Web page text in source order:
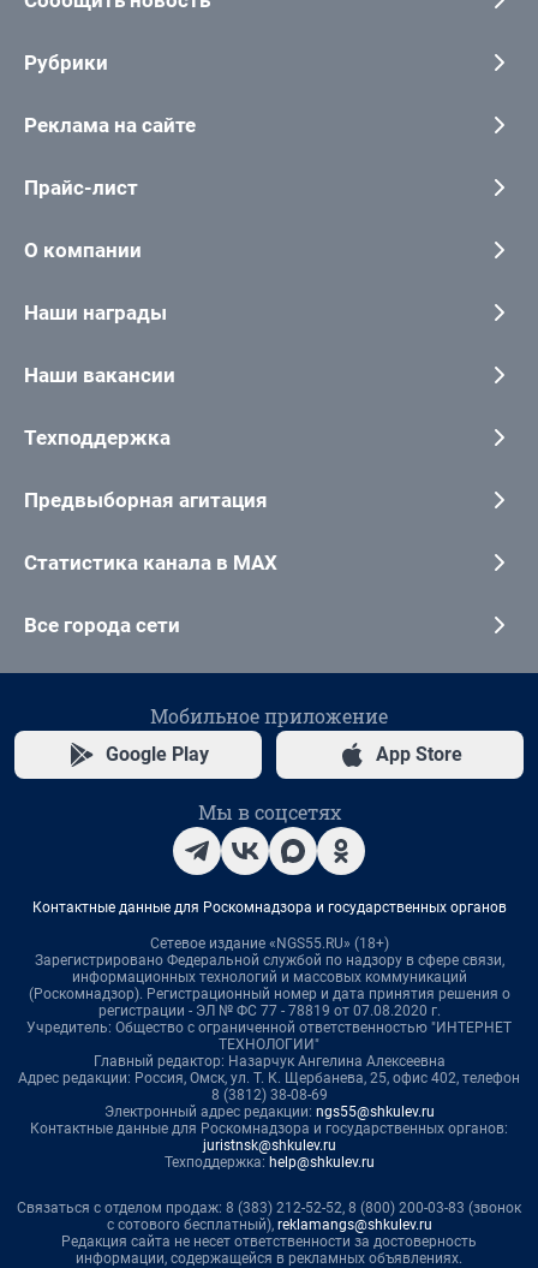
Рубрики
Реклама на сайте
Прайс-лист
О компании
Наши награды
Наши вакансии
Техподдержка
Предвыборная агитация
Статистика канала в MAX
Все города сети
Мобильное приложение
Google Play App Store
Мы в соцсетях
Контактные данные для Роскомнадзора и государственных органов
Сетевое издание «NGS55.RU» (18+)
Зарегистрировано Федеральной службой по надзору в сфере связи,
информационных технологий и массовых коммуникаций
(Роскомнадзор). Регистрационный номер и дата принятия решения о
регистрации - ЭЛ № ФС 77 - 78819 от 07.08.2020 г.
Учредитель: Общество с ограниченной ответственностью "ИНТЕРНЕТ
ТЕХНОЛОГИИ"
Главный редактор: Назарчук Ангелина Алексеевна
Адрес редакции: Россия, Омск, ул. Т. К. Щербанева, 25, офис 402, телефон
8 (3812) 38-08-69
Электронный адрес редакции: ngs55@shkulev.ru
Контактные данные для Роскомнадзора и государственных органов:
juristnsk@shkulev.ru
Техподдержка: help@shkulev.ru
Связаться с отделом продаж: 8 (383) 212-52-52, 8 (800) 200-03-83 (звонок
с сотового бесплатный), reklamangs@shkulev.ru
Редакция сайта не несет ответственности за достоверность
информации, содержащейся в рекламных объявлениях.